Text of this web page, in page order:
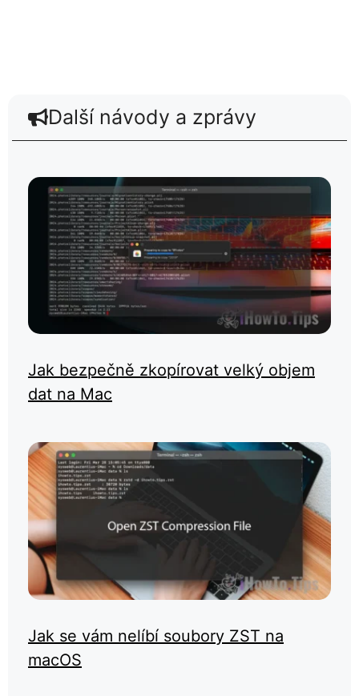
Další návody a zprávy
Jak bezpečně zkopírovat velký objem
dat na Mac
Jak se vám nelíbí soubory ZST na
macOS